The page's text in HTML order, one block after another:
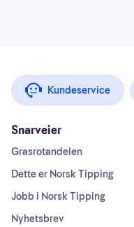
Kundeservice
Snarveier
Grasrotandelen
Dette er Norsk Tipping
Jobb i Norsk Tipping
Nyhetsbrev